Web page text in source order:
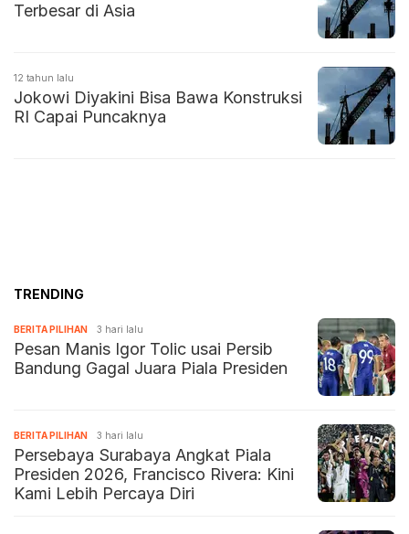
Terbesar di Asia
12 tahun lalu
Jokowi Diyakini Bisa Bawa Konstruksi
RI Capai Puncaknya
TRENDING
BERITA PILIHAN 3 hari lalu
Pesan Manis Igor Tolic usai Persib
Bandung Gagal Juara Piala Presiden
BERITA PILIHAN 3 hari lalu
Persebaya Surabaya Angkat Piala
Presiden 2026, Francisco Rivera: Kini
Kami Lebih Percaya Diri